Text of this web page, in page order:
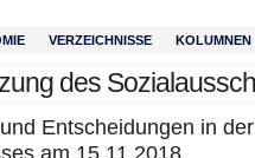
VERZEICHNISSE KOLUMNEN
des
Entscheidungen in der
am 15.11.2018